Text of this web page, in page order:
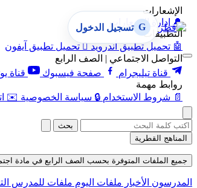
الإشعارات
🔔 إدارة الإشعارات
التطبيقات
🤖 تحميل تطبيق أندرويد  تحميل تطبيق آيفون
التواصل الاجتماعي | الصف الرابع
قناة تيليجرام
صفحة فيسبوك قناة
روابط مهمة
📄 شروط الاستخدام 🔒 سياسة الخصوصية ✉️
G تسجيل الدخول
بحث
المناهج القطرية
جميع الملفات المتوفرة بحسب الصف الرابع في مادة
المدرسون الأخبار ملفات اليوم ملفات للمدرس